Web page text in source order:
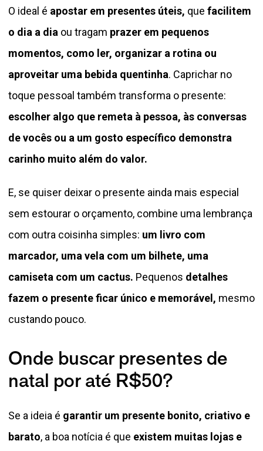
O ideal é apostar em presentes úteis, que facilitem
o dia a dia ou tragam prazer em pequenos
momentos, como ler, organizar a rotina ou
aproveitar uma bebida quentinha. Caprichar no
toque pessoal também transforma o presente:
escolher algo que remeta à pessoa, às conversas
de vocês ou a um gosto específico demonstra
carinho muito além do valor.
E, se quiser deixar o presente ainda mais especial
sem estourar o orçamento, combine uma lembrança
com outra coisinha simples: um livro com
marcador, uma vela com um bilhete, uma
camiseta com um cactus. Pequenos detalhes
fazem o presente ficar único e memorável, mesmo
custando pouco.
Onde buscar presentes de
natal por até R$50?
Se a ideia é garantir um presente bonito, criativo e
barato, a boa notícia é que existem muitas lojas e